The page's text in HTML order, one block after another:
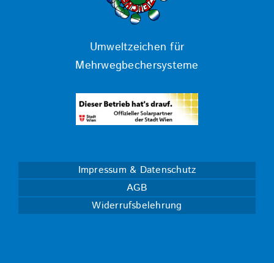
Umweltzeichen für
Mehrwegbechersysteme
Impressum & Datenschutz
AGB
Widerrufsbelehrung